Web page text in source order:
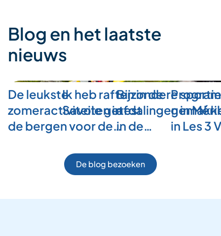
Blog en het laatste
nieuws
De leukste
zomeractiviteiten in
de bergen voor de…
Ik heb raften in de
Savoie getest
Bijzondere
afdalingen in
in de…
in Les 3
De blog bezoeken